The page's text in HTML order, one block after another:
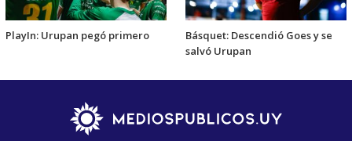
PlayIn: Urupan pegó primero
Básquet: Descendió Goes y se
salvó Urupan